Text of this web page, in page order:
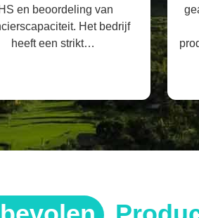
en beoordeling van
Het bedrijf
heeft een strikt